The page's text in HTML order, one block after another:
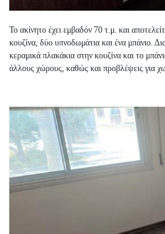
Το ακίνητο έχει εμβαδόν 70 τ.μ. και
κουζίνα, δύο υπνοδωμάτια και ένα μπάνιο.
κεραμικά πλακάκια στην κουζίνα και το
άλλους χώρους, καθώς και προβλέψεις για